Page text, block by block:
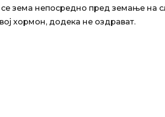
зема непосредно пред земање на
хормон, додека не оздрават.